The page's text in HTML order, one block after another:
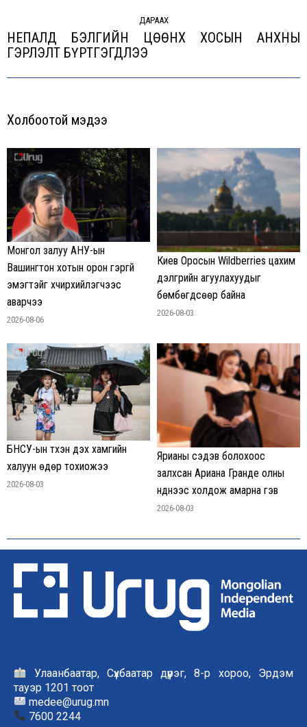
ДАРААХ
Next
НЕПАЛД БЭЛГИЙН ЦӨӨНХ ХОСЫН АНХНЫ
ГЭРЛЭЛТ БҮРТГЭГДЛЭЭ
Холбоотой мэдээ
Монгол залуу АНУ-ын
Вашингтон хотын орон гэргүй
эмэгтэйг хүчирхийлэгчээс
аварчээ
2026-08-06
Киев Оросын Wildberries цахим
дэлгүүрийн агуулахуудыг
бөмбөгдсөөр байна
2026-08-03
БНСУ-ын түүхэн дэх хамгийн
халуун өдөр тохиожээ
2026-08-03
Ярианы сэдэв болохоос
залхсан Ариана Гранде олны
нүднээс холдож амарна гэв
2026-08-03
Улаанбаатар, Сүхбаатар дүүрэг, 8-р хороо, Эрдэм
тауэр 1201 тоот
medee@urug.mn
7600 2244